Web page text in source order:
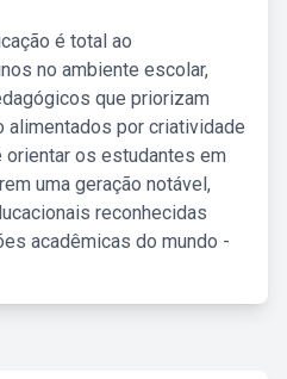
é total ao
no ambiente escolar,
que priorizam
alimentados por criatividade
orientar os estudantes em
uma geração notável,
reconhecidas
acadêmicas do mundo -